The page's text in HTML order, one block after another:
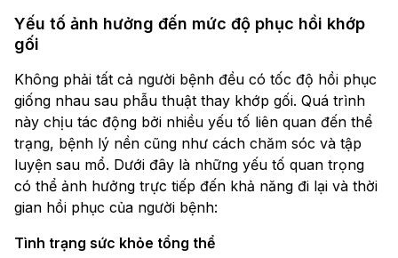
Yếu tố ảnh hưởng đến mức độ phục hồi khớp
gối
Không phải tất cả người bệnh đều có tốc độ hồi phục
giống nhau sau phẫu thuật thay khớp gối. Quá trình
này chịu tác động bởi nhiều yếu tố liên quan đến thể
trạng, bệnh lý nền cũng như cách chăm sóc và tập
luyện sau mổ. Dưới đây là những yếu tố quan trọng
có thể ảnh hưởng trực tiếp đến khả năng đi lại và thời
gian hồi phục của người bệnh:
Tình trạng sức khỏe tổng thể